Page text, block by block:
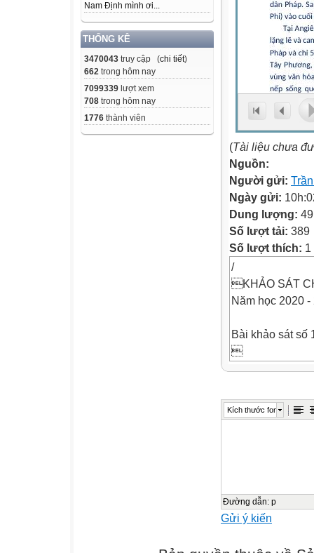
Nam Định mình ơi...
THỐNG KÊ
3470043 truy cập (chi tiết)
662 trong hôm nay
7099339 lượt xem
708 trong hôm nay
1776 thành viên
(Tài liệu chưa
Nguồn:
Người gửi:
Ngày gửi:
Dung lượng:
Số lượt tải: 389
Số lượt thích:
/
KHẢO SÁT
Năm học 2020 -
Bài khảo sát số

Số phách


Kích thước font
Đường dẫn: p
Gửi ý kiến